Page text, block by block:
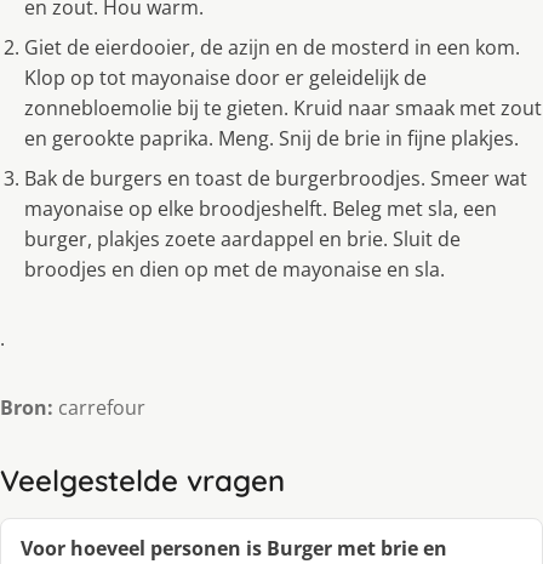
en zout. Hou warm.
Giet de eierdooier, de azijn en de mosterd in een kom.
Klop op tot mayonaise door er geleidelijk de
zonnebloemolie bij te gieten. Kruid naar smaak met zout
en gerookte paprika. Meng. Snij de brie in fijne plakjes.
Bak de burgers en toast de burgerbroodjes. Smeer wat
mayonaise op elke broodjeshelft. Beleg met sla, een
burger, plakjes zoete aardappel en brie. Sluit de
broodjes en dien op met de mayonaise en sla.
.
Bron: carrefour
Veelgestelde vragen
Voor hoeveel personen is Burger met brie en